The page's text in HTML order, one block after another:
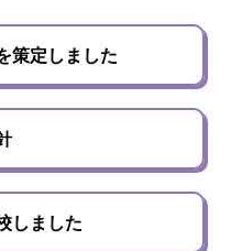
策定しました
しました